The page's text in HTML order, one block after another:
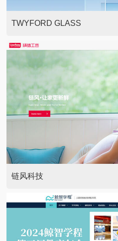
TWYFORD GLASS
链风科技